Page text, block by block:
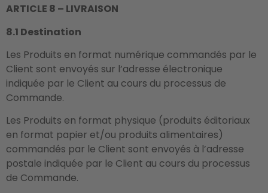
ARTICLE 8 – LIVRAISON
8.1 Destination
Les Produits en format numérique commandés par le
Client sont envoyés sur l’adresse électronique
indiquée par le Client au cours du processus de
Commande.
Les Produits en format physique (produits éditoriaux
en format papier et/ou produits alimentaires)
commandés par le Client sont envoyés à l’adresse
postale indiquée par le Client au cours du processus
de Commande.